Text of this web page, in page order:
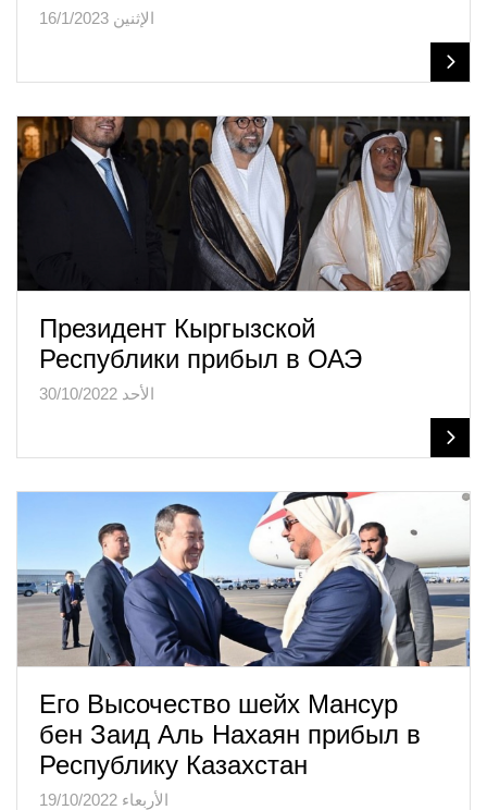
الإثنين 16/1/2023
Президент Кыргызской
Республики прибыл в ОАЭ
الأحد 30/10/2022
Его Высочество шейх Мансур
бен Заид Аль Нахаян прибыл в
Республику Казахстан
الأربعاء 19/10/2022